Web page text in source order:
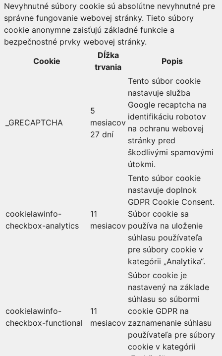
Nevyhnutné súbory cookie sú absolútne nevyhnutné pre
správne fungovanie webovej stránky. Tieto súbory
cookie anonymne zaisťujú základné funkcie a
bezpečnostné prvky webovej stránky.
Cookie
Dĺžka
trvania
Popis
_GRECAPTCHA
5
mesiacov
27 dní
Tento súbor cookie
nastavuje služba
Google recaptcha na
identifikáciu robotov
na ochranu webovej
stránky pred
škodlivými spamovými
útokmi.
cookielawinfo-
checkbox-analytics
11
mesiacov
Tento súbor cookie
nastavuje doplnok
GDPR Cookie Consent.
Súbor cookie sa
používa na uloženie
súhlasu používateľa
pre súbory cookie v
kategórii „Analytika“.
cookielawinfo-
checkbox-functional
11
mesiacov
Súbor cookie je
nastavený na základe
súhlasu so súbormi
cookie GDPR na
zaznamenanie súhlasu
používateľa pre súbory
cookie v kategórii